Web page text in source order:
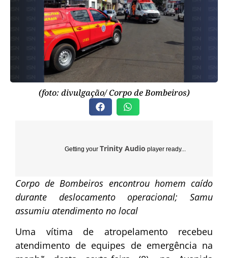
(foto: divulgação/ Corpo de Bombeiros)
Getting your Trinity Audio player ready...
Corpo de Bombeiros encontrou homem caído
durante deslocamento operacional; Samu
assumiu atendimento no local
Uma vítima de atropelamento recebeu
atendimento de equipes de emergência na